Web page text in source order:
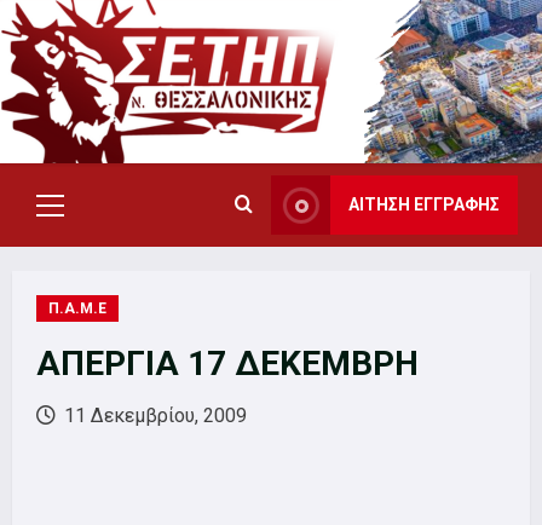
Skip
to
content
Primary
Menu
ΑΙΤΗΣΗ ΕΓΓΡΑΦΗΣ
Π.Α.Μ.Ε
ΑΠΕΡΓΙΑ 17 ΔΕΚΕΜΒΡΗ
11 Δεκεμβρίου, 2009